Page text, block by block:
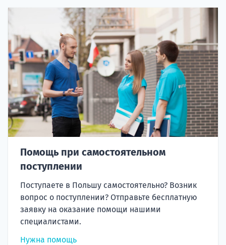
Помощь при самостоятельном
поступлении
Поступаете в Польшу самостоятельно? Возник
вопрос о поступлении? Отправьте бесплатную
заявку на оказание помощи нашими
специалистами.
Нужна помощь